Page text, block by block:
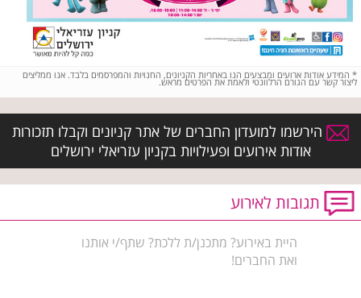
* המידע אודות ארועים ומבצעים הנו באחריות הקניונים, החנויות והמפרסמים בלבד. אנו ממליצים
ליצור קשר עם הגורם הרלוונטי ולאמת את הפרטים מראש.
הירשמו למועדון החברים של אתר קניונים וקבלו תזכורות
אודות אירועים ופעילויות בקניון עזריאלי ירושלים
תגובות לאירוע
היית באירוע? מתכנן/ת ללכת? שתף/י אותנו
ואת החברים!